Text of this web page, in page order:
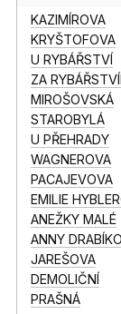
KAZIMÍROVA
KRYŠTOFOVA
U RYBÁŘSTVÍ
ZA
MIROŠOVSKÁ
STAROBYLÁ
U PŘEHRADY
WAGNEROVA
PACAJEVOVA
EMILIE
ANEŽKY MALÉ
ANNY
JAREŠOVA
DEMOLIČNÍ
PRAŠNÁ